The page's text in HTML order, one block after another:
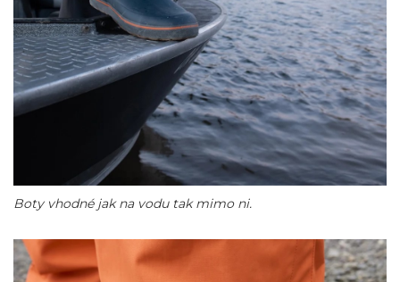
Boty vhodné jak na vodu tak mimo ni.